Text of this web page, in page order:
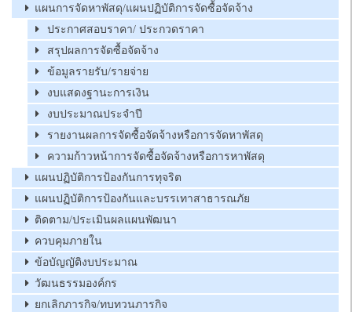
แผนการจัดหาพัสดุ/แผนปฏิบัติการจัดซื้อจัดจ้าง
ประกาศสอบราคา/ ประกวดราคา
สรุปผลการจัดซื้อจัดจ้าง
ข้อมูลรายรับ/รายจ่าย
งบแสดงฐานะการเงิน
งบประมาณประจำปี
รายงานผลการจัดซื้อจัดจ้างหรือการจัดหาพัสดุ
ความก้าวหน้าการจัดซื้อจัดจ้างหรือการหาพัสดุ
แผนปฏิบัติการป้องกันการทุจริต
แผนปฏิบัติการป้องกันและบรรเทาสาธารณภัย
ติดตาม/ประเมินผลแผนพัฒนา
ควบคุมภายใน
ข้อบัญญัติงบประมาณ
วัฒนธรรมองค์กร
ยกเลิกภารกิจ/ทบทวนภารกิจ